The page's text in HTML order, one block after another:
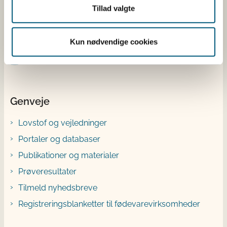
Tillad valgte
Kun nødvendige cookies
X
Genveje
Lovstof og vejledninger
Portaler og databaser
Publikationer og materialer
Prøveresultater
Tilmeld nyhedsbreve
Registreringsblanketter til fødevarevirksomheder